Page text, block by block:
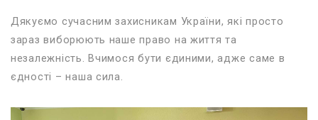
Дякуємо сучасним захисникам України, які просто
зараз виборюють наше право на життя та
незалежність.Вчимося бути єдиними, адже саме в
єдності – наша сила.